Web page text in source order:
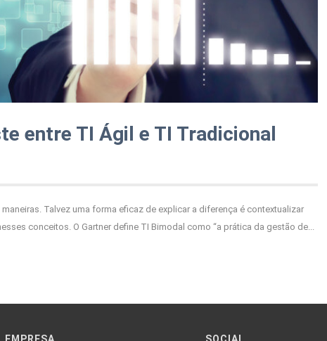
entre TI Ágil e TI Tradicional
Talvez uma forma eficaz de explicar a diferença é contextualizar
conceitos. O Gartner define TI Bimodal como “a prática da gestão de...